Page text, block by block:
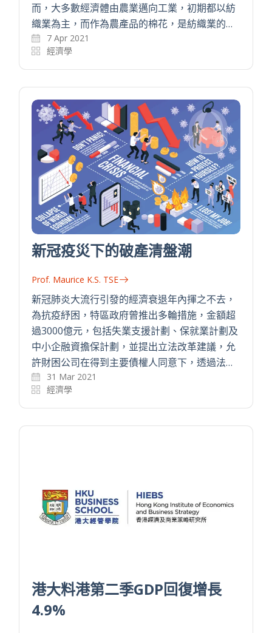
而，大多數經濟體由農業邁向工業，初期都以紡
織業為主，而作為農產品的棉花，是紡織業的…
7 Apr 2021
經濟學
新冠疫災下的破產清盤潮
Prof. Maurice K.S. TSE
新冠肺炎大流行引發的經濟衰退年內揮之不去，
為抗疫紓困，特區政府曾推出多輪措施，金額超
過3000億元，包括失業支援計劃、保就業計劃及
中小企融資擔保計劃，並提出立法改⾰建議，允
許財困公司在得到主要債權⼈同意下，透過法…
31 Mar 2021
經濟學
港大料港第二季GDP回復增長
4.9%